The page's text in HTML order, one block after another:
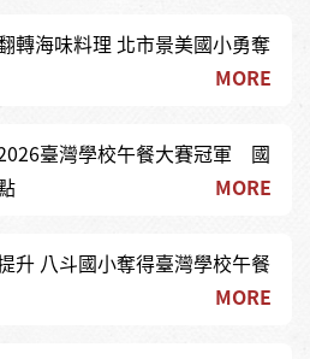
轉海味料理 北市景美國小勇奪
MORE
臺灣學校午餐大賽冠軍 國
MORE
升 八斗國小奪得臺灣學校午餐
MORE